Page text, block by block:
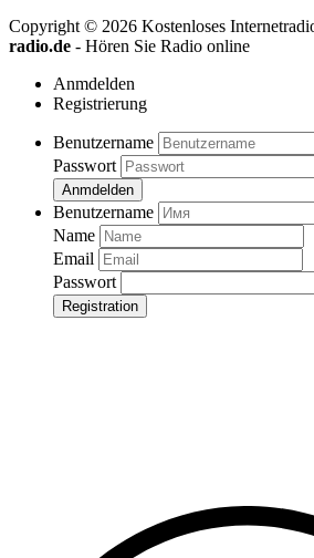
Copyright © 2026 Kostenloses
radio.de - Hören Sie Radio online
Anmdelden
Registrierung
Benutzername
Passwort
Anmdelden
Benutzername
Name
Email
Passwort
Registration